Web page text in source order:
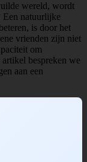
wereld, wordt
Een natuurlijke
is door het
vrienden zijn niet
om
bespreken we
aan een